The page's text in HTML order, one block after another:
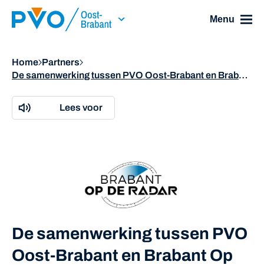
Skip Navigation or Skip to Content
Menu
Home
Partners
De samenwerking tussen PVO Oost-Brabant en Brabant Op De Radar
Lees voor
De samenwerking tussen PVO
Oost-Brabant en Brabant Op